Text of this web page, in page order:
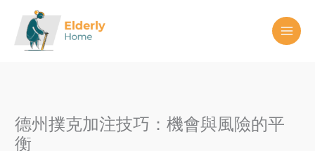
content
德州撲克加注技巧：機會與風險的平
衡